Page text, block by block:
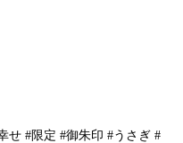
せ #限定 #御朱印 #うさぎ #